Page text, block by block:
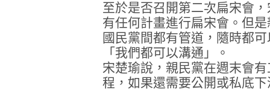
至於是否召開第二次扁宋會
有任何計畫進行扁宋會。但
國民黨間都有管道，隨時都
「我們都可以溝通」。
宋楚瑜說，親民黨在週末會
程，如果還需要公開或私底